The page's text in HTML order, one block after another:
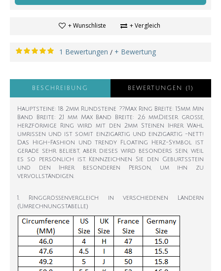
+ Wunschliste + Vergleich
1 Bewertungen / + Bewertung
BESCHREIBUNG BEWERTUNGEN (1)
Hauptsteine: 18 2mm Rundsteine ??Max Ring Breite: 15mm Min
Band Breite: 2,1 mm Max Band Breite: 2,6 mm.Dieser große,
herzförmige Ring wird mit den 2mm Steinen Ihrer Wahl
umrissen und ist somit einzigartig und einzigartig -nett!
Das High-Fashion und trendy Floating Herz-Symbol ist
gerade sehr beliebt, aber dieses wird besonders sein, weil
es so persönlich ist. Kennzeichnen Sie den Geburtsstein
und den Ihrer besonderen Person, um ihn zu
vervollständigen.
1. Ringgrößenvergleich in verschiedenen Ländern
(Umrechnungstabelle)